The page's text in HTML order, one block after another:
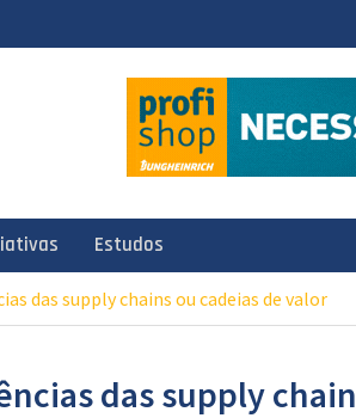
Estudos
das supply chains ou cadeias de valor
das supply